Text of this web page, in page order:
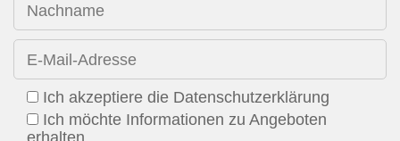
Nachname
E-Mail-Adresse
Ich akzeptiere die Datenschutzerklärung
Ich möchte Informationen zu Angeboten